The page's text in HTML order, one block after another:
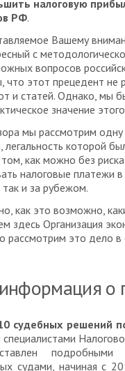
налоговую
РФ.
Вашему
с
вопросов
что этот прецедент не
и статей. Однако, мы
значение
мы рассмотрим одну
легальность которой
как можно без
налоговые платежи
так и за рубежом.
как это возможно,
здесь Организация
это дело в
о
судебных решений
специалистами
судами, начиная с